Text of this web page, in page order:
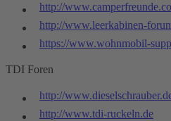
http://
http://www.leerkabinen-
https://www.wohnmobil-
TDI Foren
http://
http://www.tdi-ruckeln.de